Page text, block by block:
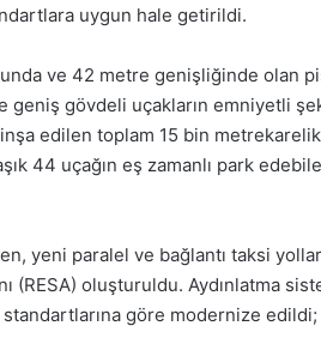
uygun hale getirildi.
ve 42 metre genişliğinde olan
geniş gövdeli uçakların emniyetli
edilen toplam 15 bin
44 uçağın eş zamanlı park
yeni paralel ve bağlantı taksi
(RESA) oluşturuldu. Aydınlatma
standartlarına göre modernize
manşetleri